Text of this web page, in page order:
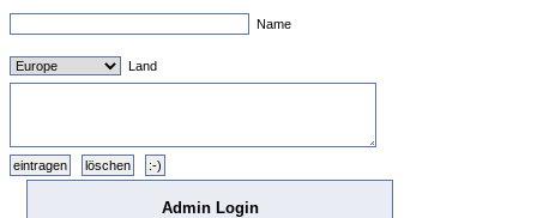
Name
Land
Admin Login